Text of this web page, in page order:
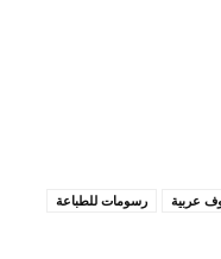
عربية
رسومات للطباعة